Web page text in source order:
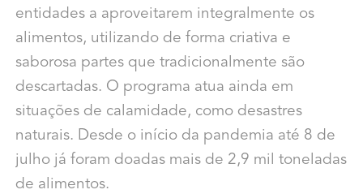
entidades a aproveitarem integralmente os
alimentos, utilizando de forma criativa e
saborosa partes que tradicionalmente são
descartadas. O programa atua ainda em
situações de calamidade, como desastres
naturais. Desde o início da pandemia até 8 de
julho já foram doadas mais de 2,9 mil toneladas
de alimentos.